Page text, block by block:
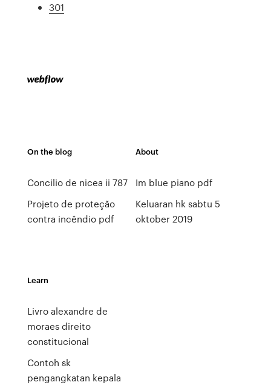
301
On the blog
Concilio de nicea ii 787
Projeto de proteção
contra incêndio pdf
About
Im blue piano pdf
Keluaran hk sabtu 5
oktober 2019
Learn
Livro alexandre de
moraes direito
constitucional
Contoh sk
pengangkatan kepala